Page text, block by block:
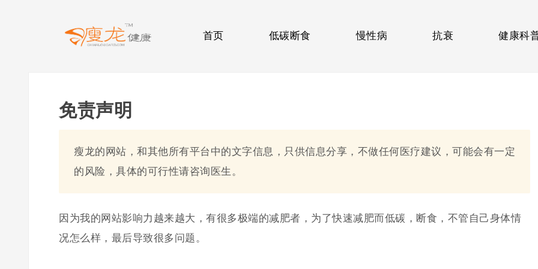
首页 低碳断食 慢性病 抗衰 健康科
免责声明
瘦龙的网站，和其他所有平台中的文字信息，只供信息分享，不做任何医疗建议，可能会有一定
的风险，具体的可行性请咨询医生。
因为我的网站影响力越来越大，有很多极端的减肥者，为了快速减肥而低碳，断食，不管自己身体情
况怎么样，最后导致很多问题。